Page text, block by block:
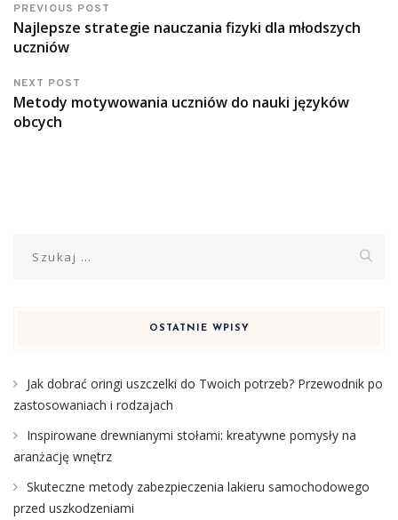
PREVIOUS POST
Najlepsze strategie nauczania fizyki dla młodszych
uczniów
NEXT POST
Metody motywowania uczniów do nauki języków
obcych
OSTATNIE WPISY
Jak dobrać oringi uszczelki do Twoich potrzeb? Przewodnik po
zastosowaniach i rodzajach
Inspirowane drewnianymi stołami: kreatywne pomysły na
aranżację wnętrz
Skuteczne metody zabezpieczenia lakieru samochodowego
przed uszkodzeniami